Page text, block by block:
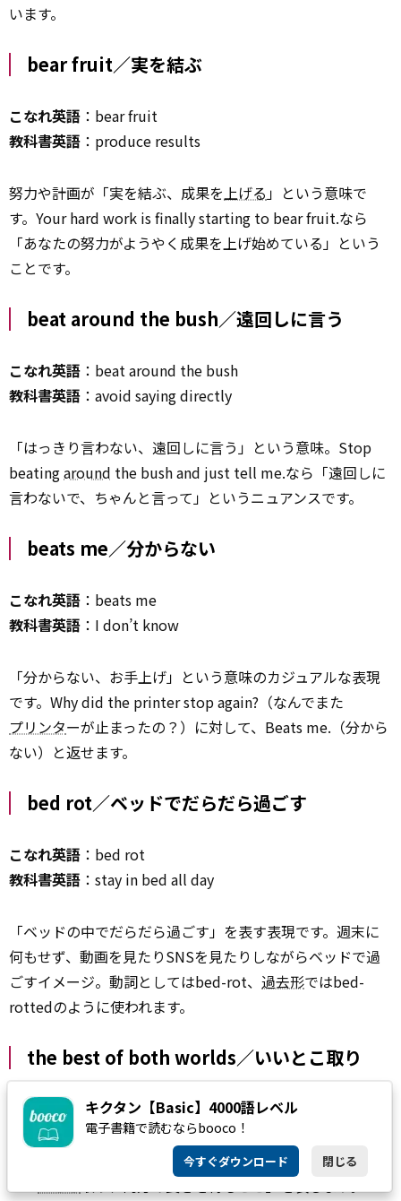
います。
bear fruit／実を結ぶ
こなれ英語 ：bear fruit
教科書英語 ：produce results
努力や計画が「実を結ぶ、成果を上げる」という意味で
す。Your hard work is finally starting to bear fruit.なら
「あなたの努力がようやく成果を上げ始めている」という
ことです。
beat around the bush／遠回しに言う
こなれ英語 ：beat around the bush
教科書英語 ：avoid saying directly
「はっきり言わない、遠回しに言う」という意味。Stop
beatingaround the bush and just tell me.なら「遠回しに
言わないで、ちゃんと言って」というニュアンスです。
beats me／分からない
こなれ英語 ：beats me
教科書英語 ：I don’t know
「分からない、お手上げ」という意味のカジュアルな表現
です。Why did the printer stop again?（なんでまた
プリンターが止まったの？）に対して、Beats me.（分から
ない）と返せます。
bed rot／ベッドでだらだら過ごす
こなれ英語 ：bed rot
教科書英語 ：stay in bed all day
「ベッドの中でだらだら過ごす」を表す表現です。週末に
何もせず、動画を見たりSNSを見たりしながらベッドで過
ごすイメージ。動詞としてはbed-rot、 過去形ではbed-
rottedのように使われます。
the best of both worlds／いいとこ取り
こなれ英語 ：the best of both worlds
教科書英語 ：the advantages of both
「い
キクタン【Basic】4000語レベル
電子書籍で読むならbooco！
今すぐダウンロード 閉じる